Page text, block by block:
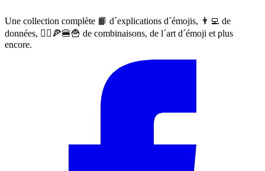
Une collection complète 📙 d´explications d´émojis, 👨‍💻 de
données, 🙅‍♀️🍕🍔🍟 de combinaisons, de l´art d´émoji et plus
encore.